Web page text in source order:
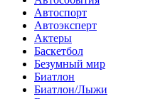
Автоспорт
Автоэксперт
Актеры
Баскетбол
Безумный мир
Биатлон
Биатлон/Лыжи